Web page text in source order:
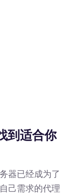
到适合你
器已经成为了
己需求的代理